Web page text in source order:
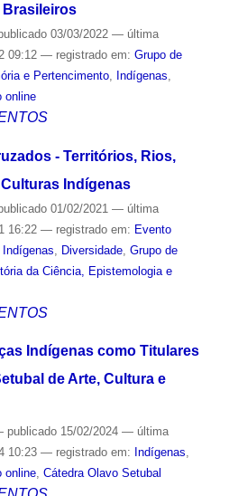
Brasileiros
03/03/2022 — última
09:12 — registrado em: Grupo de
e Pertencimento, Indígenas
online
- Territórios, Rios,
Indígenas
01/02/2021 — última
16:22 — registrado em: Evento
Indígenas Diversidade, Grupo de
da Ciência, Epistemologia e
Indígenas como Titulares
de Arte, Cultura e
publicado15/02/2024 — última
10:23 — registrado em: Indígenas,
online, Cátedra Olavo Setubal